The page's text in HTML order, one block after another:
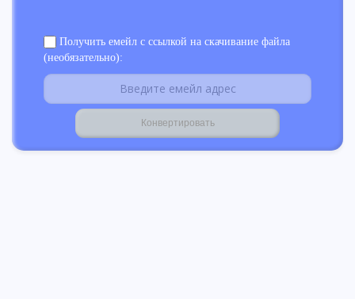
Получить емейл с ссылкой на скачивание файла
(необязательно):